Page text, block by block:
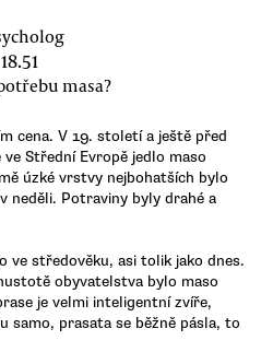
masa?
cena. V 19. století a ještě před
Střední Evropě jedlo maso
úzké vrstvy nejbohatších bylo
neděli. Potraviny byly drahé a
ve středověku, asi tolik jako dnes.
obyvatelstva bylo maso
je velmi inteligentní zvíře,
samo, prasata se běžně pásla, to